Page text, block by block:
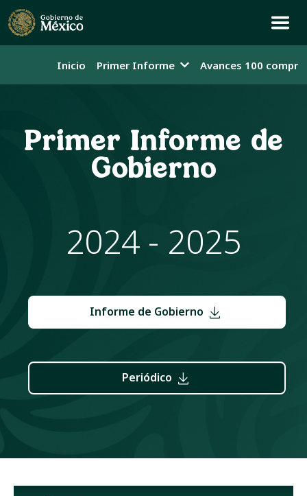
Inicio Primer Informe Avances 100
Primer Informe de
Gobierno
2024 - 2025
Informe de Gobierno
Periódico